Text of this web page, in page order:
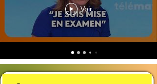
Voir